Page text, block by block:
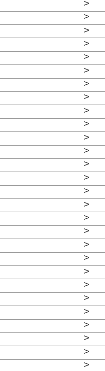
>
>
>
>
>
>
>
>
>
>
>
>
>
>
>
>
>
>
>
>
>
>
>
>
>
>
>
>